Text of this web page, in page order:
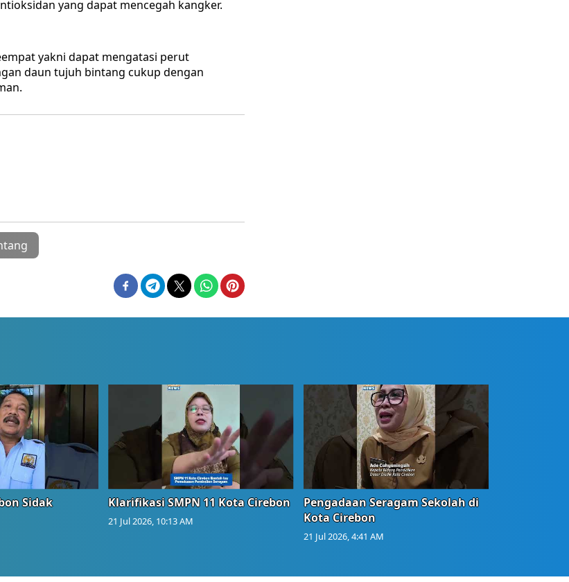
yang dapat mencegah kangker.
yakni dapat mengatasi perut
daun tujuh bintang cukup dengan
Sidak
Klarifikasi SMPN 11 Kota Cirebon
21 Jul 2026, 10:13 AM
Pengadaan Seragam Sekolah di
Kota Cirebon
21 Jul 2026, 4:41 AM